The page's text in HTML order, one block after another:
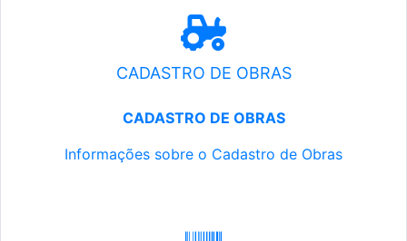
CADASTRO DE OBRAS
CADASTRO DE OBRAS
Informações sobre o Cadastro de Obras